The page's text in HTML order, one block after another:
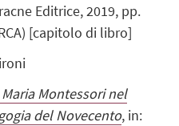
Editrice, 2019, pp.
[capitolo di libro]
Montessori nel
del Novecento, in: